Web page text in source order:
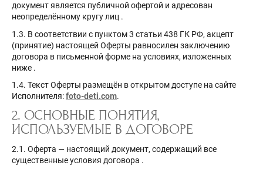
документ является публичной офертой и адресован
неопределённому кругу лиц .
1.3. В соответствии с пунктом 3 статьи 438 ГК РФ, акцепт
(принятие) настоящей Оферты равносилен заключению
договора в письменной форме на условиях, изложенных
ниже .
1.4. Текст Оферты размещён в открытом доступе на сайте
Исполнителя:foto-deti.com.
2. ОСНОВНЫЕ ПОНЯТИЯ,
ИСПОЛЬЗУЕМЫЕ В ДОГОВОРЕ
2.1. Оферта — настоящий документ, содержащий все
существенные условия договора .